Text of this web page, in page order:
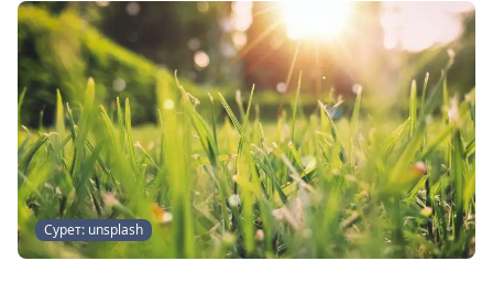
Сурет: unsplash